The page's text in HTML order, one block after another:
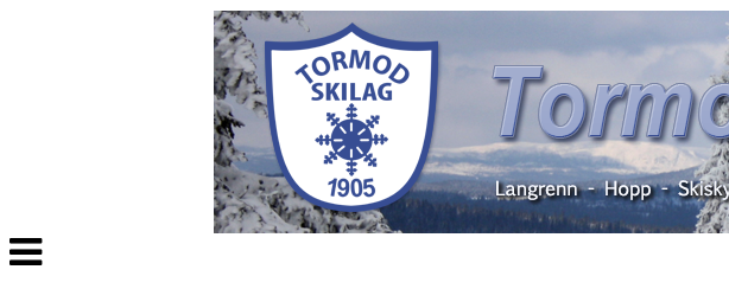
Veksle
navigasjon